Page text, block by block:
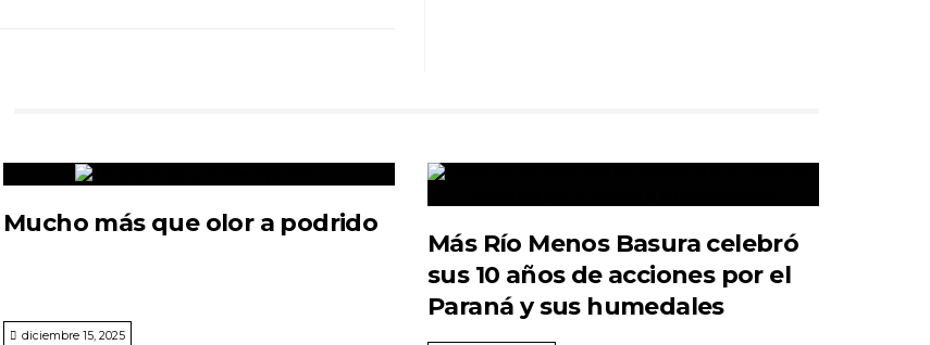
Mucho más que olor a podrido
diciembre 15, 2025
Más Río Menos Basura celebró
sus 10 años de acciones por el
Paraná y sus humedales